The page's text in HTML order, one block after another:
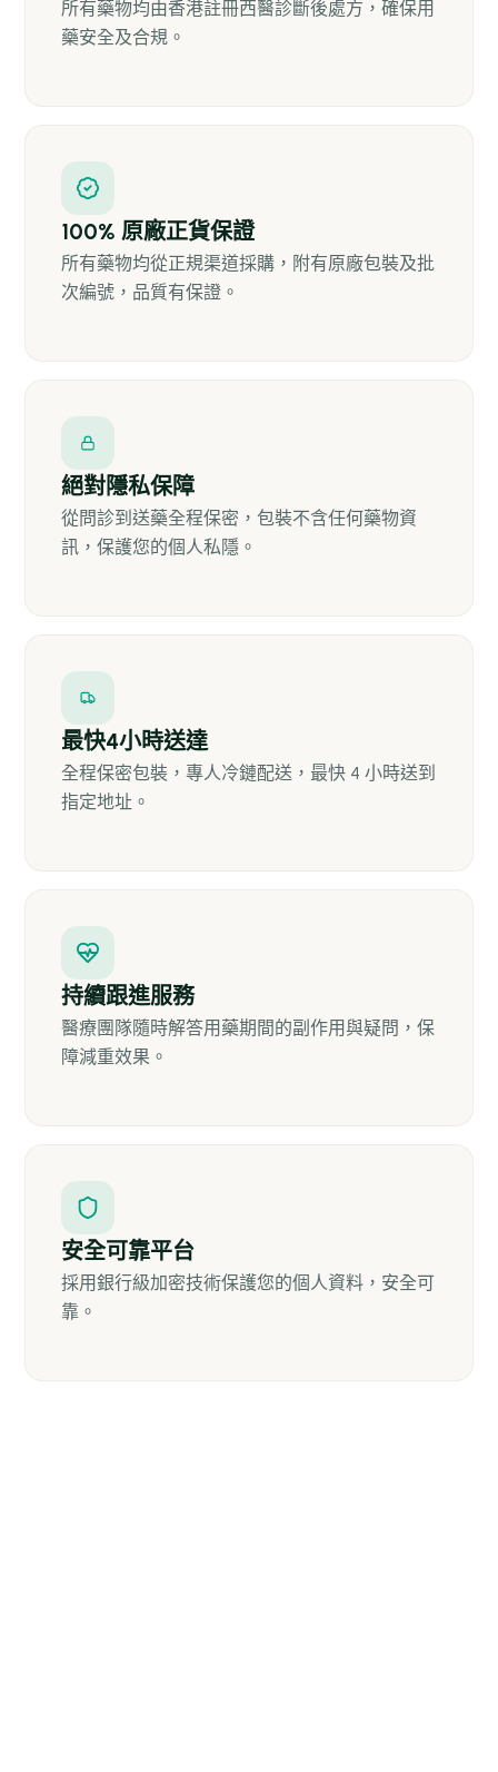
所有藥物均由香港註冊西醫診斷後處方，確保用
藥安全及合規。
100% 原廠正貨保證
所有藥物均從正規渠道採購，附有原廠包裝及批
次編號，品質有保證。
絕對隱私保障
從問診到送藥全程保密，包裝不含任何藥物資
訊，保護您的個人私隱。
最快4小時送達
全程保密包裝，專人冷鏈配送，最快 4 小時送到
指定地址。
持續跟進服務
醫療團隊隨時解答用藥期間的副作用與疑問，保
障減重效果。
安全可靠平台
採用銀行級加密技術保護您的個人資料，安全可
靠。